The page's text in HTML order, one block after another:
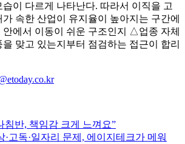
이 다르게 나타난다. 따라서 이직을 고
속한 산업이 유지율이 높아지는 구간에
에서 이동이 쉬운 구조인지 △업종 자체
맞고 있는지부터 점검하는 접근이 합리
침반, 책임감 크게 느껴요”
·고독·일자리 문제, 에이지테크가 메워